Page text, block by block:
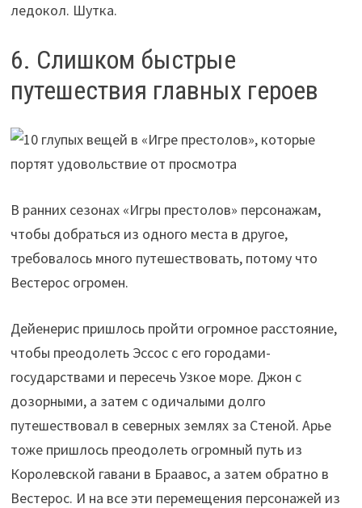
ледокол. Шутка.
6. Слишком быстрые
путешествия главных героев
В ранних сезонах «Игры престолов» персонажам,
чтобы добраться из одного места в другое,
требовалось много путешествовать, потому что
Вестерос огромен.
Дейенерис пришлось пройти огромное расстояние,
чтобы преодолеть Эссос с его городами-
государствами и пересечь Узкое море. Джон с
дозорными, а затем с одичалыми долго
путешествовал в северных землях за Стеной. Арье
тоже пришлось преодолеть огромный путь из
Королевской гавани в Браавос, а затем обратно в
Вестерос. И на все эти перемещения персонажей из